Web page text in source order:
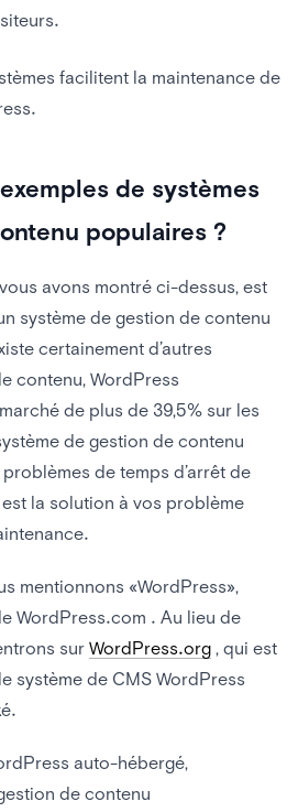
facilitent la maintenance de
de systèmes
populaires ?
avons montré ci-dessus, est
système de gestion de contenu
certainement d’autres
contenu, WordPress
de plus de 39,5% sur les
de gestion de contenu
de temps d’arrêt de
la solution à vos problème
mentionnons «WordPress»,
WordPress.com . Au lieu de
sur WordPress.org , qui est
système de CMS WordPress
auto-hébergé,
de contenu